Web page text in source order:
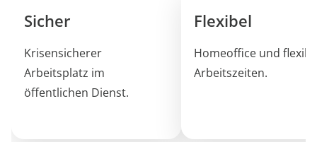
Sicher
Krisensicherer
Arbeitsplatz im
öffentlichen Dienst.
Flexibel
Homeoffice und
Arbeitszeiten.